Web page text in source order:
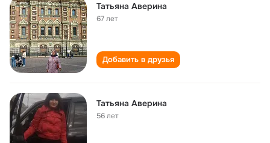
Татьяна Аверина
67 лет
Добавить в друзья
Татьяна Аверина
56 лет